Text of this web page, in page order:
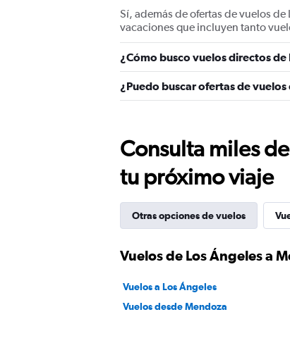
Sí, además de ofertas de vuelos
vacaciones que incluyen tanto
¿Cómo busco vuelos directos de
¿Puedo buscar ofertas de
Consulta miles
tu próximo viaje
Otras opciones de vuelos
Vuelos de Los Ángeles a
Vuelos a Los Ángeles
Vuelos desde Mendoza